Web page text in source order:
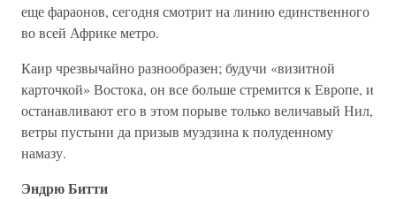
еще фараонов, сегодня смотрит на линию единственного
во всей Африке метро.
Каир чрезвычайно разнообразен; будучи «визитной
карточкой» Востока, он все больше стремится к Европе, и
останавливают его в этом порыве только величавый Нил,
ветры пустыни да призыв муэдзина к полуденному
намазу.
Эндрю Битти